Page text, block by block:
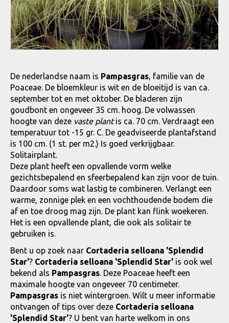
De nederlandse naam is Pampasgras, familie van de
Poaceae. De bloemkleur is wit en de bloeitijd is van ca.
september tot en met oktober. De bladeren zijn
goudbont en ongeveer 35 cm. hoog. De volwassen
hoogte van deze vaste plantis ca. 70 cm. Verdraagt een
temperatuur tot -15 gr. C. De geadviseerde plantafstand
is 100 cm. (1 st. per m2.) Is goed verkrijgbaar.
Solitairplant.
Deze plant heeft een opvallende vorm welke
gezichtsbepalend en sfeerbepalend kan zijn voor de tuin.
Daardoor soms wat lastig te combineren. Verlangt een
warme, zonnige plek en een vochthoudende bodem die
af en toe droog mag zijn. De plant kan flink woekeren.
Het is een opvallende plant, die ook als solitair te
gebruiken is.
Bent u op zoek naar Cortaderia selloana 'Splendid
Star'? Cortaderia selloana 'Splendid Star' is ook wel
bekend als Pampasgras. Deze Poaceae heeft een
maximale hoogte van ongeveer 70 centimeter.
Pampasgras is niet wintergroen. Wilt u meer informatie
ontvangen of tips over deze Cortaderia selloana
'Splendid Star'? U bent van harte welkom in ons